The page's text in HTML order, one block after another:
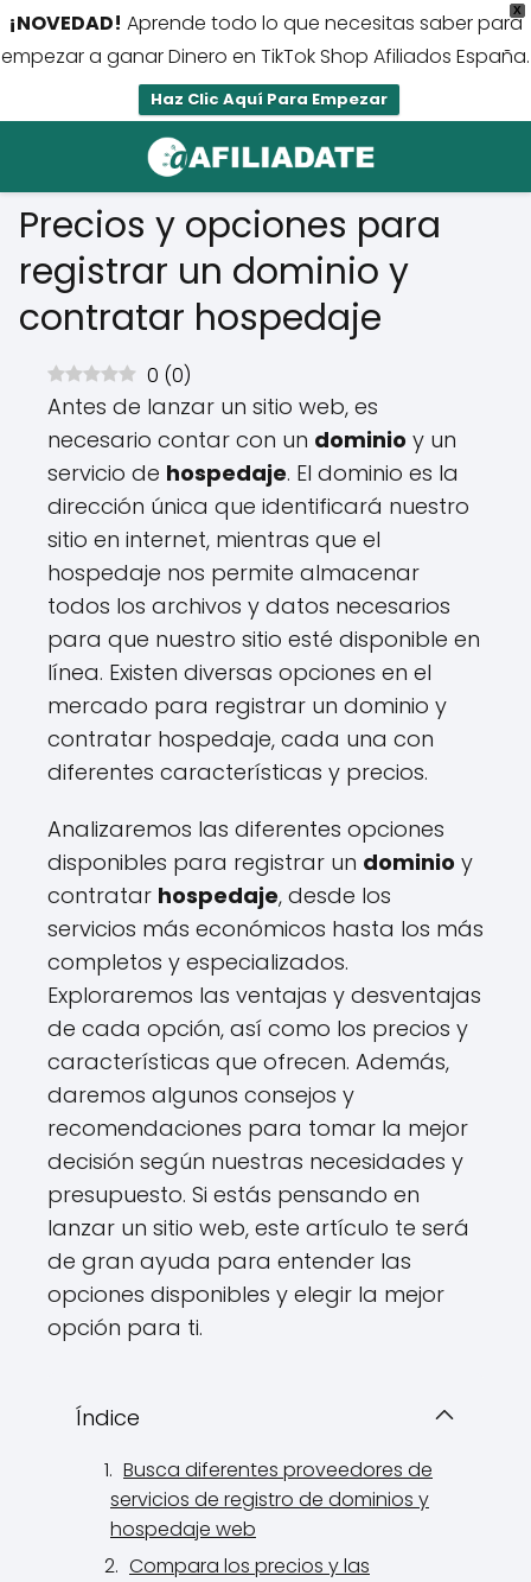
X
¡NOVEDAD! Aprende todo lo que necesitas saber para
empezar a ganar Dinero en TikTok Shop Afiliados España.
Haz Clic Aquí Para Empezar
Precios y opciones para
registrar un dominio y
contratar hospedaje
0 (0)
Antes de lanzar un sitio web, es
necesario contar con un dominio y un
servicio de hospedaje. El dominio es la
dirección única que identificará nuestro
sitio en internet, mientras que el
hospedaje nos permite almacenar
todos los archivos y datos necesarios
para que nuestro sitio esté disponible en
línea. Existen diversas opciones en el
mercado para registrar un dominio y
contratar hospedaje, cada una con
diferentes características y precios.
Analizaremos las diferentes opciones
disponibles para registrar un dominio y
contratar hospedaje, desde los
servicios más económicos hasta los más
completos y especializados.
Exploraremos las ventajas y desventajas
de cada opción, así como los precios y
características que ofrecen. Además,
daremos algunos consejos y
recomendaciones para tomar la mejor
decisión según nuestras necesidades y
presupuesto. Si estás pensando en
lanzar un sitio web, este artículo te será
de gran ayuda para entender las
opciones disponibles y elegir la mejor
opción para ti.
Índice
Busca diferentes proveedores de
servicios de registro de dominios y
hospedaje web
Compara los precios y las